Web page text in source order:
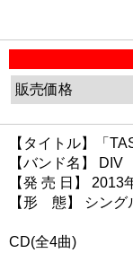
販売価格
【タイトル】「
【バンド名】 DIV
【発 売 日】 2013
【形 態】 シング
CD(全4曲)